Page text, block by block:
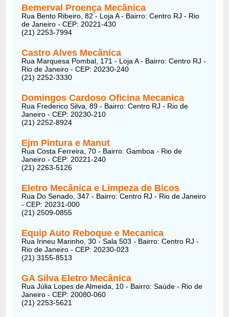
Bemerval Proença Mecânica
Rua Bento Ribeiro, 82 - Loja A - Bairro: Centro RJ - Rio
de Janeiro - CEP: 20221-430
(21) 2253-7994
Castro Alves Mecânica
Rua Marquesa Pombal, 171 - Loja A - Bairro: Centro RJ -
Rio de Janeiro - CEP: 20230-240
(21) 2252-3330
Domingos Cardoso Oficina Mecanica
Rua Frederico Silva, 89 - Bairro: Centro RJ - Rio de
Janeiro - CEP: 20230-210
(21) 2252-8924
Ejm Pintura e Manut
Rua Costa Ferreira, 70 - Bairro: Gamboa - Rio de
Janeiro - CEP: 20221-240
(21) 2263-5126
Eletro Mecânica e Limpeza de Bicos
Rua Do Senado, 347 - Bairro: Centro RJ - Rio de Janeiro
- CEP: 20231-000
(21) 2509-0855
Equip Auto Reboque e Mecanica
Rua Irineu Marinho, 30 - Sala 503 - Bairro: Centro RJ -
Rio de Janeiro - CEP: 20230-023
(21) 3155-8513
GA Silva Eletro Mecânica
Rua Júlia Lopes de Almeida, 10 - Bairro: Saúde - Rio de
Janeiro - CEP: 20080-060
(21) 2253-5621